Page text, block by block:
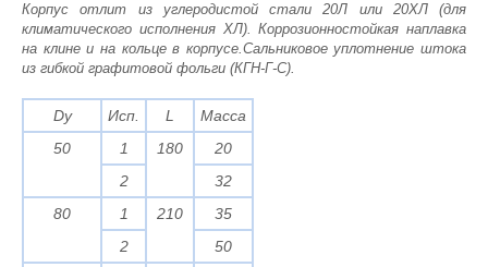
Корпус отлит из углеродистой стали 20Л или 20ХЛ (для
климатического исполнения ХЛ). Коррозионностойкая наплавка
на клине и на кольце в корпусе.Сальниковое уплотнение штока
из гибкой графитовой фольги (КГН-Г-С).
Dy Исп. L
Масса
50
1 180
20
2
32
80
1 210
35
2
50